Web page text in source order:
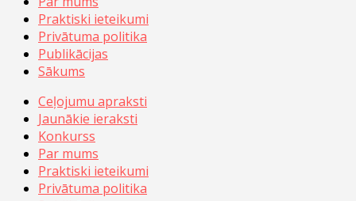
Praktiski ieteikumi
Privātuma politika
Publikācijas
Sākums
Ceļojumu apraksti
Jaunākie ieraksti
Konkurss
Par mums
Praktiski ieteikumi
Privātuma politika